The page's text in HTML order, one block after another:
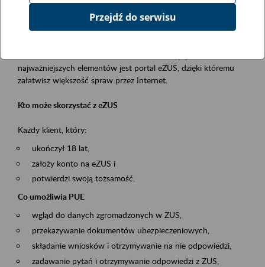
Event description
Platforma Usług Elektronicznych ZUS eZUS
najważniejszych elementów jest portal eZUS, dzięki któremu
załatwisz większość spraw przez Internet.
Kto może skorzystać z eZUS
Każdy klient, który:
ukończył 18 lat,
założy konto na eZUS i
potwierdzi swoją tożsamość.
Co umożliwia PUE
wgląd do danych zgromadzonych w ZUS,
przekazywanie dokumentów ubezpieczeniowych,
składanie wniosków i otrzymywanie na nie odpowiedzi,
zadawanie pytań i otrzymywanie odpowiedzi z ZUS,
Przejdź do serwisu